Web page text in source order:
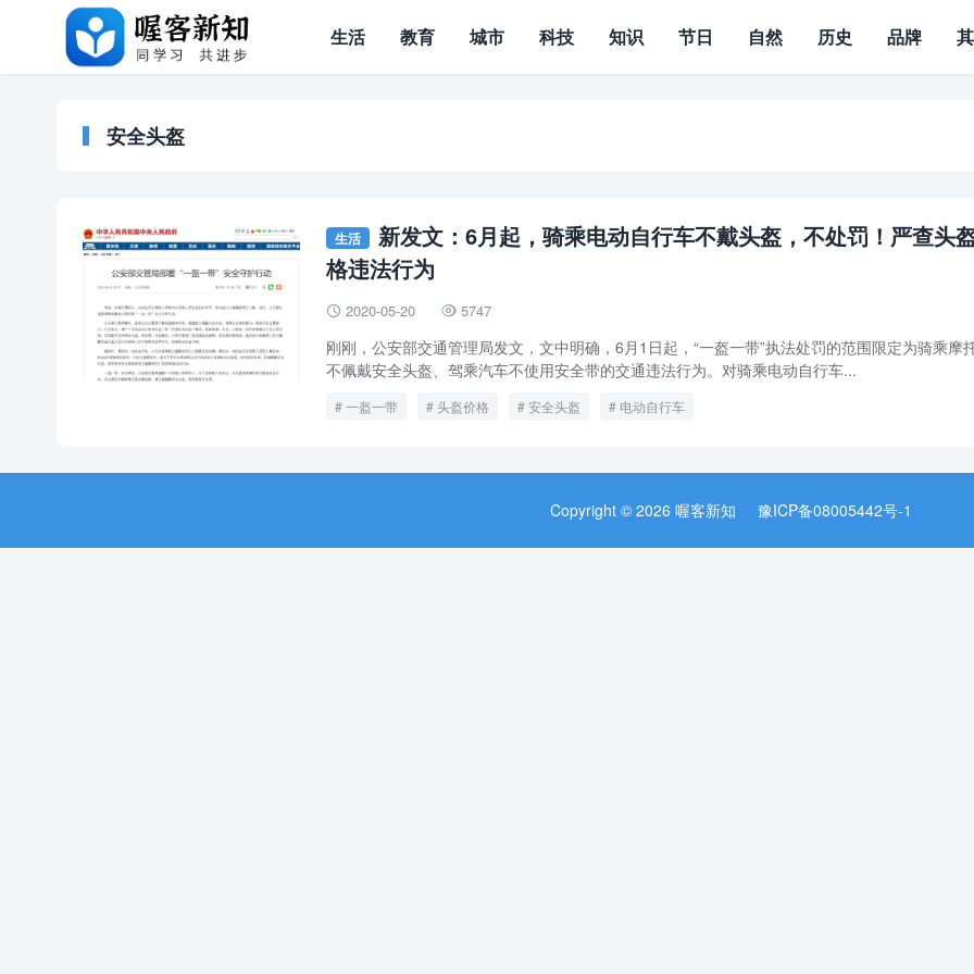
生活 教育 城市 科技 知识 节日 自然 历史 品牌
安全头盔
生活
新发文：6月起，骑乘电动自行车不戴头盔，不处罚！严查头
格违法行为
 2020-05-20  5747
刚刚，公安部交通管理局发文，文中明确，6月1日起，“一盔一带”执法处罚的范围限定为骑乘摩
不佩戴安全头盔、驾乘汽车不使用安全带的交通违法行为。对骑乘电动自行车...
一盔一带 头盔价格 安全头盔 电动自行车
Copyright © 2026 喔客新知 豫ICP备08005442号-1